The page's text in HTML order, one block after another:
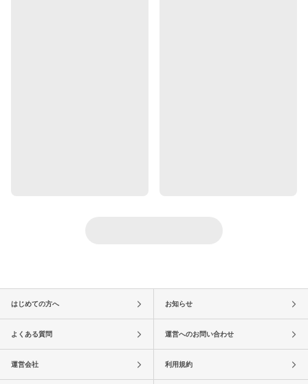
はじめての方へ お知らせ
よくある質問 運営へのお問い合わせ
運営会社 利用規約